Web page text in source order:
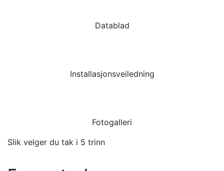
Datablad
Installasjonsveiledning
Fotogalleri
Slik velger du tak i 5 trinn